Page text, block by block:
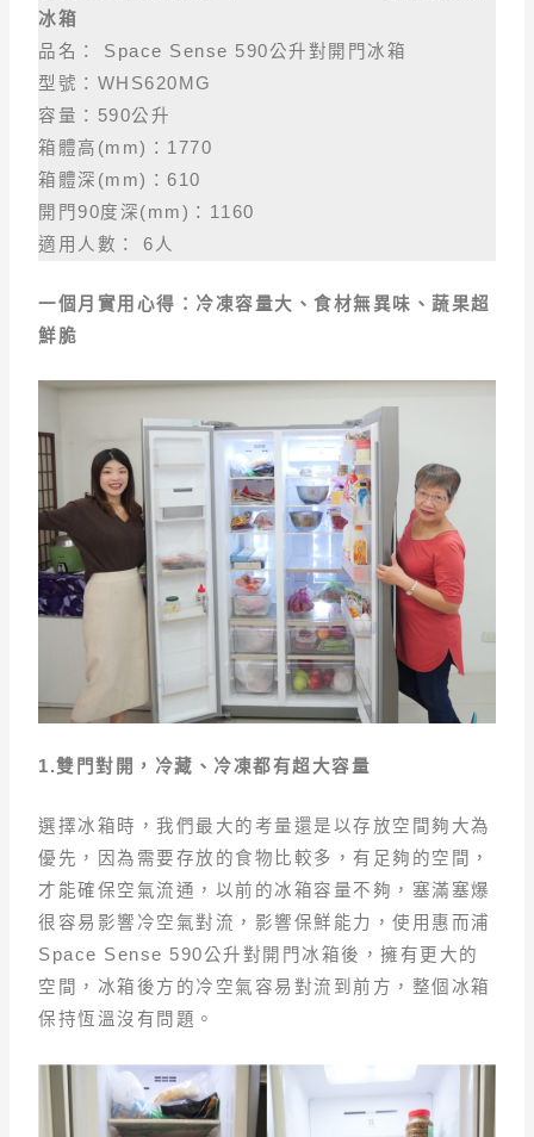
冰箱
品名： Space Sense 590公升對開門冰箱
型號：WHS620MG
容量：590公升
箱體高(mm)：1770
箱體深(mm)：610
開門90度深(mm)：1160
適用人數： 6人
一個月實用心得：冷凍容量大、食材無異味、蔬果超
鮮脆
1.雙門對開，冷藏、冷凍都有超大容量
選擇冰箱時，我們最大的考量還是以存放空間夠大為
優先，因為需要存放的食物比較多，有足夠的空間，
才能確保空氣流通，以前的冰箱容量不夠，塞滿塞爆
很容易影響冷空氣對流，影響保鮮能力，使用惠而浦
Space Sense 590公升對開門冰箱後，擁有更大的
空間，冰箱後方的冷空氣容易對流到前方，整個冰箱
保持恆溫沒有問題。